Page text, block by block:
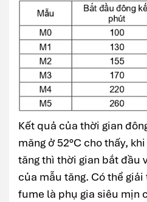
Kết quả của thời gian
măng ở 52°C cho thấy,
tăng thì thời gian bắt đầu
của mẫu tăng. Có thể
fume là phụ gia siêu mịn